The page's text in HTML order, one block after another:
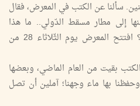
سألنا عن الكتب في المعرض، فقال
إلى مطار مسقط الدّولي.. ما هذا
الخبر؟ وما هذه المشكلة الأخرى؟ افتتح المعرض يوم الثّلاثاء 28 من
بقيت من العام الماضي، وبعضها
بها ماء وجهنا؛ آملين أن تصل